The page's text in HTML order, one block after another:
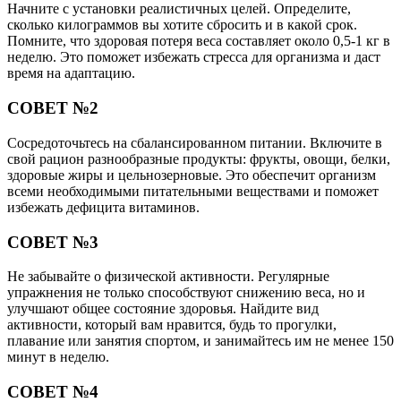
Начните с установки реалистичных целей. Определите,
сколько килограммов вы хотите сбросить и в какой срок.
Помните, что здоровая потеря веса составляет около 0,5-1 кг в
неделю. Это поможет избежать стресса для организма и даст
время на адаптацию.
СОВЕТ №2
Сосредоточьтесь на сбалансированном питании. Включите в
свой рацион разнообразные продукты: фрукты, овощи, белки,
здоровые жиры и цельнозерновые. Это обеспечит организм
всеми необходимыми питательными веществами и поможет
избежать дефицита витаминов.
СОВЕТ №3
Не забывайте о физической активности. Регулярные
упражнения не только способствуют снижению веса, но и
улучшают общее состояние здоровья. Найдите вид
активности, который вам нравится, будь то прогулки,
плавание или занятия спортом, и занимайтесь им не менее 150
минут в неделю.
СОВЕТ №4